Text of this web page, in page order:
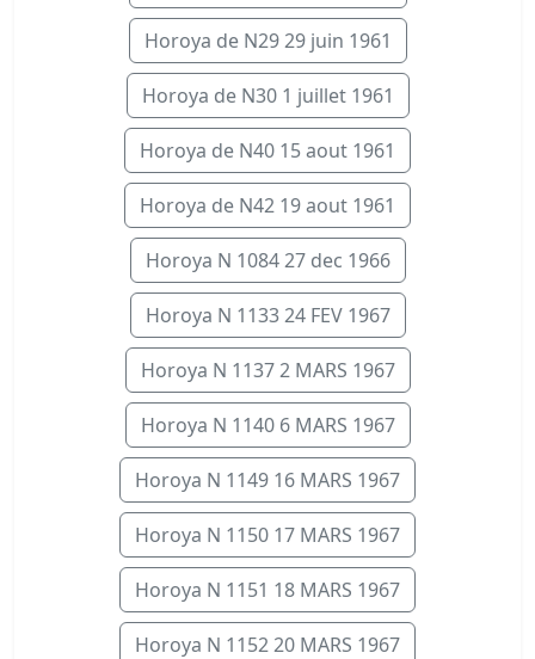
Horoya de N29 29 juin 1961
Horoya de N30 1 juillet 1961
Horoya de N40 15 aout 1961
Horoya de N42 19 aout 1961
Horoya N 1084 27 dec 1966
Horoya N 1133 24 FEV 1967
Horoya N 1137 2 MARS 1967
Horoya N 1140 6 MARS 1967
Horoya N 1149 16 MARS 1967
Horoya N 1150 17 MARS 1967
Horoya N 1151 18 MARS 1967
Horoya N 1152 20 MARS 1967